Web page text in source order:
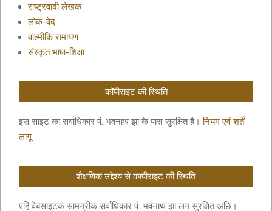
राष्ट्रवादी लेखक
लोक-वेद
वाल्मीकि रामायण
संस्कृत भाषा-शिक्षा
कॉपीराइट की स्थिति
इस साइट का सर्वाधिकार पं. भवनाथ झा के पास सुरक्षित है।नियम एवं शर्तें
लागू
शैक्षणिक उद्देश्य से कापीराइट की स्थिति
एहि वेबसाइटक सामग्रीक सर्वाधिकार पं. भवनाथ झा लग सुरक्षित अछि।